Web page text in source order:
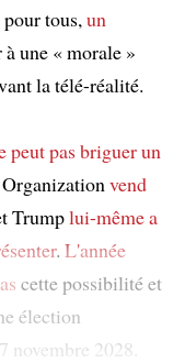
tous, un
une « morale »
la télé-réalité.
peut pas briguerun
vend
Trumplui-mêmea
. L'année
cette possibilité et
élection
novembre 2028.